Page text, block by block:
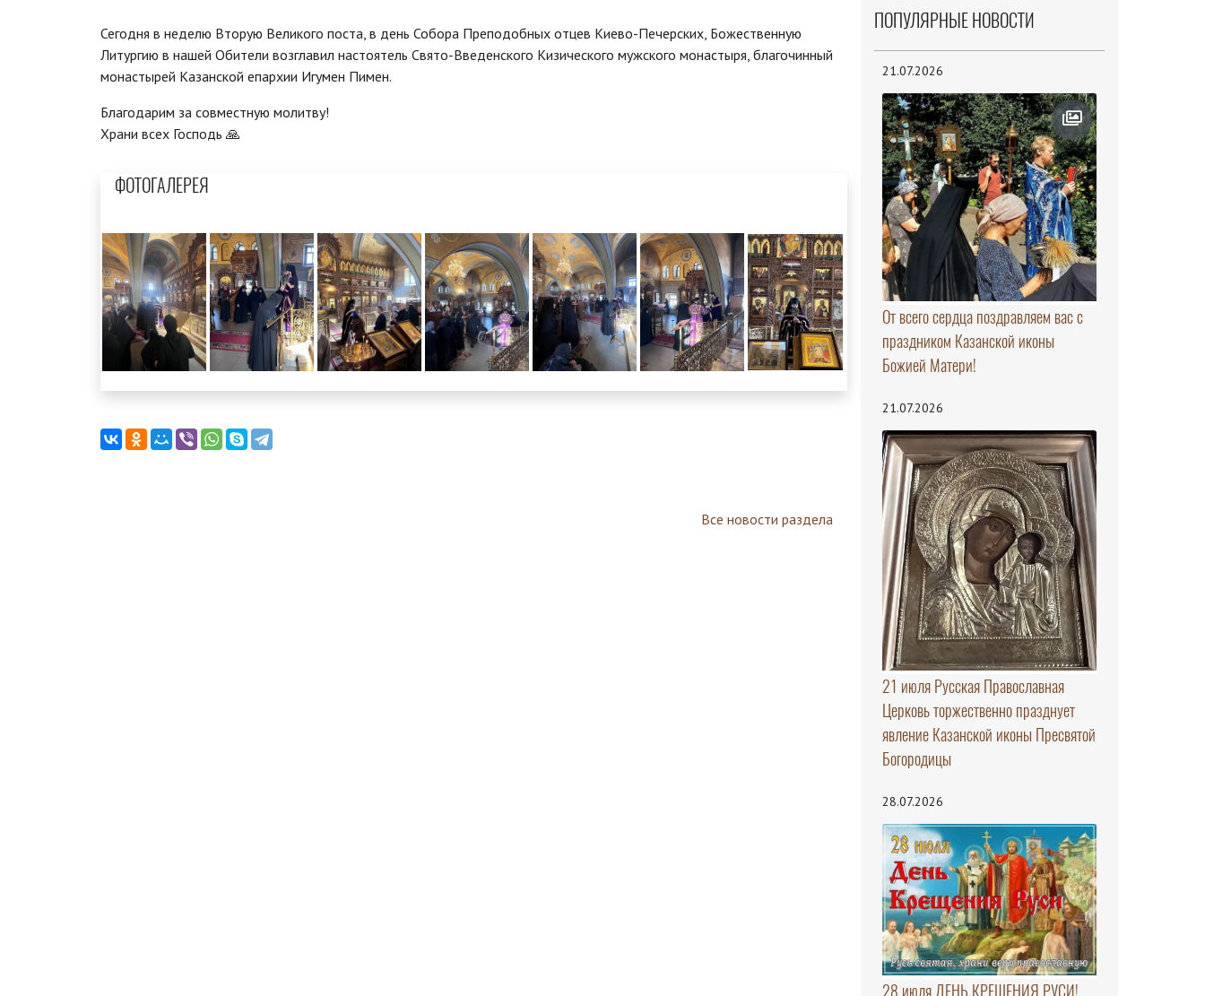
Сегодня в неделю Вторую Великого поста, в день Собора Преподобных отцев Киево-Печерских, Божественную
Литургию в нашей Обители возглавил настоятель Свято-Введенского Кизического мужского монастыря, благочинный
монастырей Казанской епархии Игумен Пимен.
Благодарим за совместную молитву!
Храни всех Господь 🙏
ФОТОГАЛЕРЕЯ
Все новости раздела
ПОПУЛЯРНЫЕ НОВОСТИ
21.07.2026
От всего сердца поздравляем вас с
праздником Казанской иконы
Божией Матери!
21.07.2026
21 июля Русская Православная
Церковь торжественно празднует
явление Казанской иконы Пресвятой
Богородицы
28.07.2026
28 июля ДЕНЬ КРЕЩЕНИЯ РУСИ!